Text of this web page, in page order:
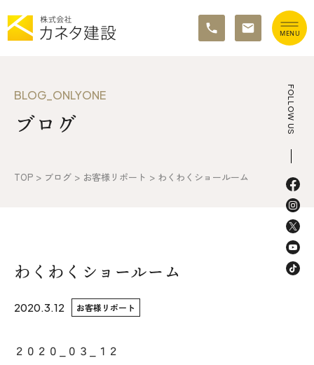
イベント情報
施工事例&お客様の声
不動産情報
FOLLOW US
BLOG_ONLYONE
ブログ
TOP > ブログ > お客様リポート > わくわくショールーム
わくわくショールーム
2020.3.12 お客様リポート
２０２０_０３_１２